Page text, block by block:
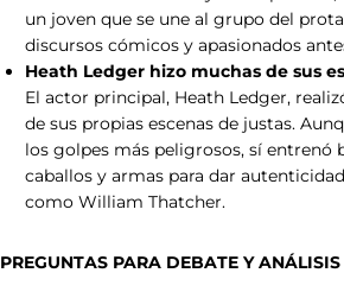
00:00:57:01
Waoo... ¿En serio?
00:01:00:01
Si.
un joven que se une al grupo del
discursos cómicos y apasionados
Heath Ledger hizo muchas de sus
El actor principal, Heath Ledger,
de sus propias escenas de justas.
los golpes más peligrosos, sí entrenó
caballos y armas para dar
como William Thatcher.
PREGUNTAS PARA DEBATE Y ANÁLISIS